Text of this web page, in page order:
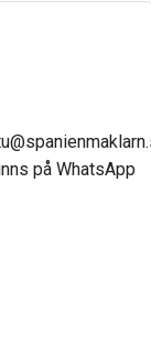
på WhatsApp